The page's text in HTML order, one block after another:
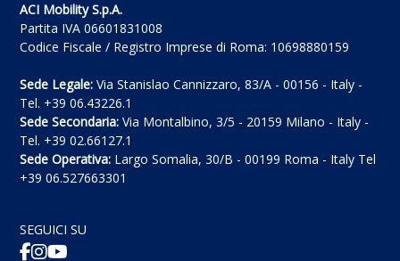
ACI Mobility S.p.A.
Partita IVA 06601831008
Codice Fiscale / Registro Imprese di Roma: 10698880159
Sede Legale: Via Stanislao Cannizzaro, 83/A - 00156 - Italy -
Tel. +39 06.43226.1
Sede Secondaria: Via Montalbino, 3/5 - 20159 Milano - Italy -
Tel. +39 02.66127.1
Sede Operativa: Largo Somalia, 30/B - 00199 Roma - Italy Tel
+39 06.527663301
SEGUICI SU